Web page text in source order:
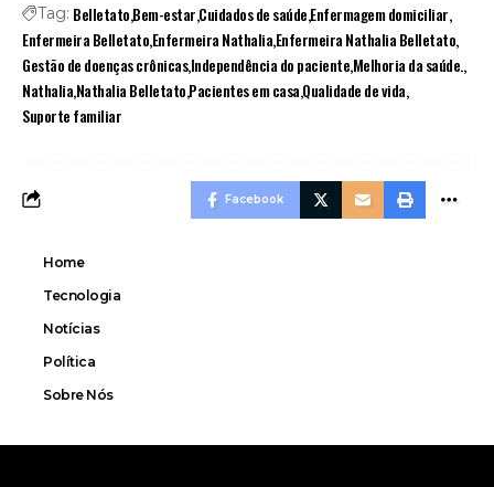
Tag: BelletatoBem-estarCuidados de saúdeEnfermagem domiciliar
Enfermeira BelletatoEnfermeira NathaliaEnfermeira Nathalia Belletato
Gestão de doenças crônicasIndependência do pacienteMelhoria da saúde.
NathaliaNathalia BelletatoPacientes em casaQualidade de vida
Suporte familiar
Facebook
Home
Tecnologia
Notícias
Política
Sobre Nós